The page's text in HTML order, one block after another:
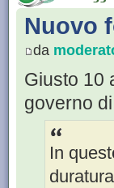
Nuovo
da
Giusto 10
governo
In